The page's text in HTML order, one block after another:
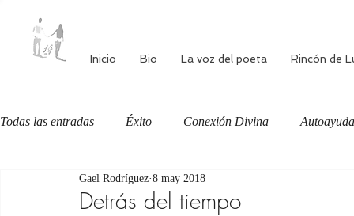
Inicio Bio La voz del poeta Rincón de
Todas las entradas Éxito Conexión Divina Autoayuda
Autoestima Alimentación consciente
Detrás del tiempo
Gael Rodríguez 8 may 2018